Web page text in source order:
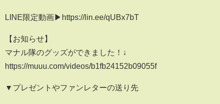
LINE限定動画▶︎https://lin.ee/qUBx7bT
【お知らせ】‬
‪マナル隊のグッズができました！‬↓‬
‪https://muuu.com/videos/b1fb24152b09055f‬
▼プレゼントやファンレターの送り先